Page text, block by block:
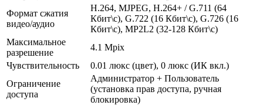
Формат сжатия
видео/аудио
H.264, MJPEG, H.264+ / G.711 (64
Кбит\с), G.722 (16 Кбит\с), G.726 (16
Кбит\с), MP2L2 (32-128 Кбит\с)
Максимальное
разрешение
4.1 Mpix
Чувствительность
0.01 люкс (цвет), 0 люкс (ИК вкл.)
Ограничение
доступа
Администратор + Пользователь
(установка прав доступа, ручная
блокировка)